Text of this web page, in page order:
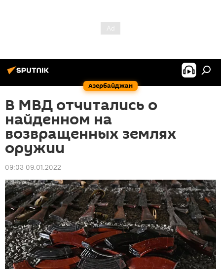
Азербайджан
В МВД отчитались о
найденном на
возвращенных землях
оружии
09:03 09.01.2022